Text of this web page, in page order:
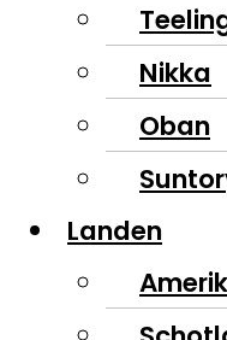
Nikka
Oban
Landen